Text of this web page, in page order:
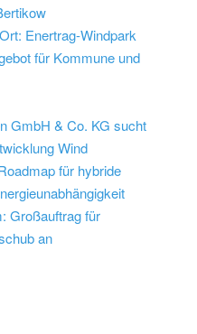
Enertrag-Windpark
für Kommune und
GmbH & Co. KG sucht
Wind
für hybride
Großauftrag für
an